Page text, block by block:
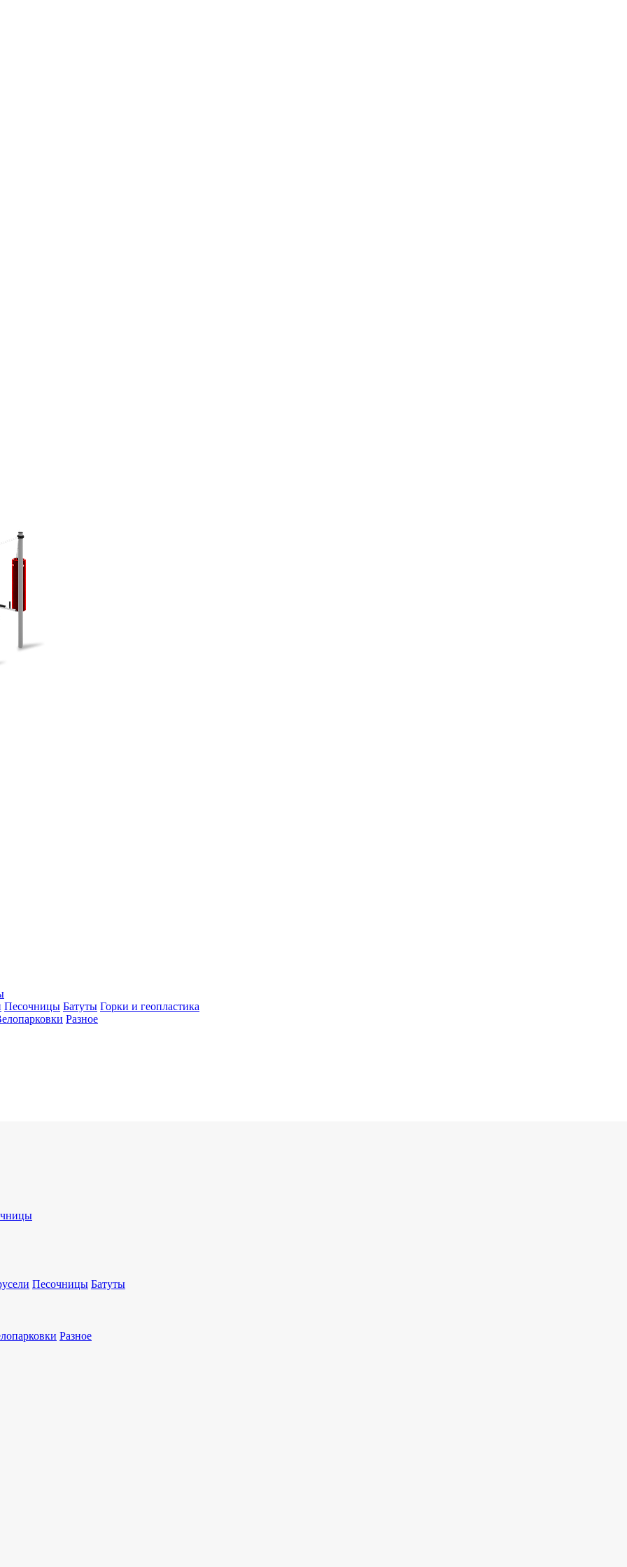
Песочницы Батуты Горки и геопластика
Разное
Песочницы Батуты
Разное